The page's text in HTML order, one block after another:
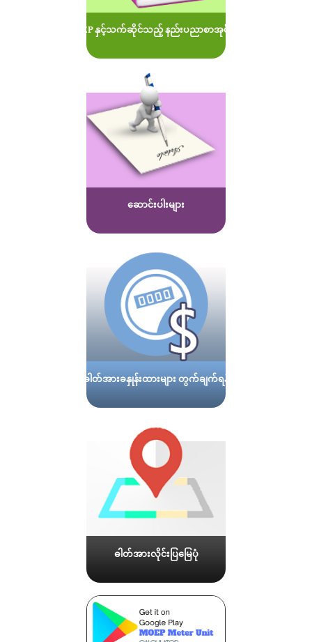
MOEP နှင့်သက်ဆိုင်သည့် နည်းပညာစာအုပ်များ
ဆောင်းပါးများ
ဓါတ်အားခနှုန်းထားများ တွက်ချက်ရန်
ဓါတ်အားလိုင်းပြမြေပုံ